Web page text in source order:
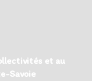
et au
Savoie